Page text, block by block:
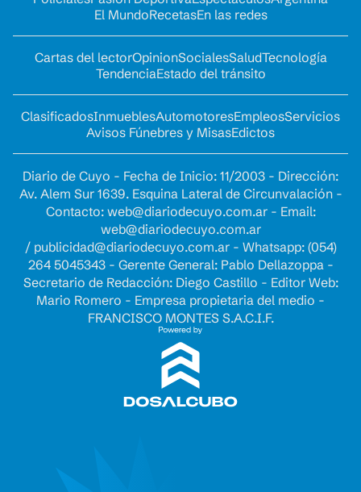
El MundoRecetasEn las redes
Cartas del lectorOpinionSocialesSaludTecnología
TendenciaEstado del tránsito
ClasificadosInmueblesAutomotoresEmpleosServicios
Avisos Fúnebres y MisasEdictos
Diario de Cuyo - Fecha de Inicio: 11/2003 - Dirección:
Av. Alem Sur 1639. Esquina Lateral de Circunvalación -
Contacto: web@diariodecuyo.com.ar- Email:
web@diariodecuyo.com.ar
/ publicidad@diariodecuyo.com.ar- Whatsapp: (054)
264 5045343 - Gerente General: Pablo Dellazoppa -
Secretario de Redacción: Diego Castillo - Editor Web:
Mario Romero - Empresa propietaria del medio -
FRANCISCO MONTES S.A.C.I.F.